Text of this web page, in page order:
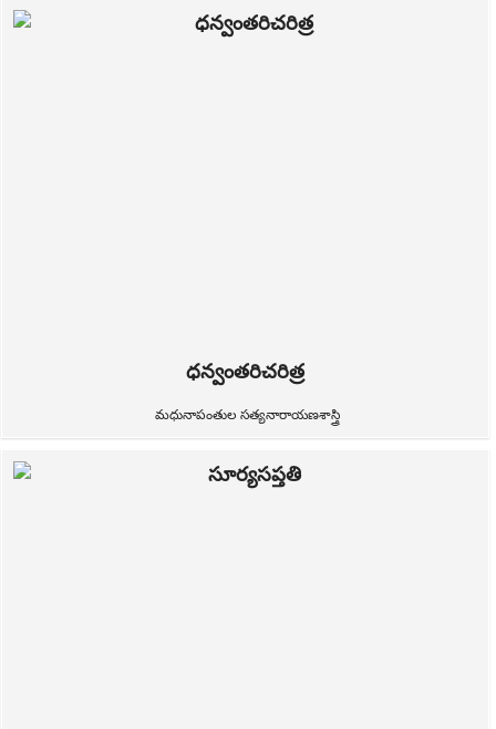
ధన్వంతరిచరిత్ర
మధునాపంతుల సత్యనారాయణశాస్త్రి